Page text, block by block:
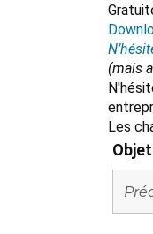
(mais
Les